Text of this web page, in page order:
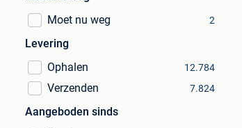
Moet nu weg
2
Levering
Ophalen
12.784
Verzenden 7.824
Aangeboden sinds